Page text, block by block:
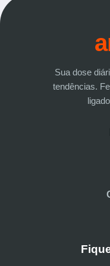
Sua dose
tendências.